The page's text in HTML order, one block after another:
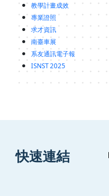
教學計畫成效
專業證照
求才資訊
南臺車展
系友通訊電子報
ISNST 2025
快速連結